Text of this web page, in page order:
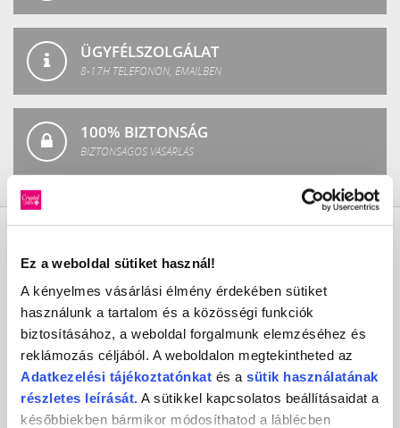
Ez a weboldal sütiket használ!
A kényelmes vásárlási élmény érdekében sütiket
használunk a tartalom és a közösségi funkciók
biztosításához, a weboldal forgalmunk elemzéséhez és
reklámozás céljából. A weboldalon megtekintheted az
Adatkezelési tájékoztatónkat és a sütik használatának
részletes leírását. A sütikkel kapcsolatos beállításaidat a
későbbiekben bármikor módosíthatod a láblécben
ÜGYFÉLSZOLGÁLAT
8-17H TELEFONON, EMAILBEN
100% BIZTONSÁG
BIZTONSÁGOS VÁSÁRLÁS
Crystal
Nails
CosmoPro
Kft.
Crystal Nails
CosmoPro Kft.
1085
Hungary
+36 1 / 334 1924